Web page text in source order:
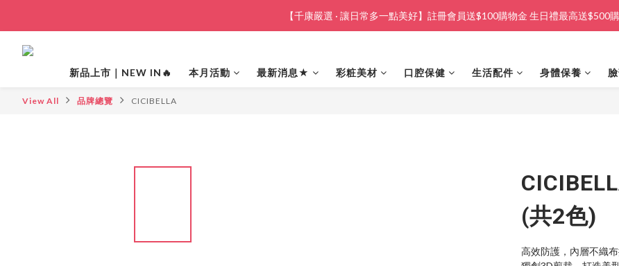
【千康嚴選 · 讓日常多一點美好】註冊會員送$100購物金 生日禮最高送$500購
新品上市｜NEW IN🔥 本月活動 最新消息★ 彩粧美材 口腔保健 生活配件 身體保養
View All 品牌總覽 CICIBELLA
(共2色)
高效防護，內層不織